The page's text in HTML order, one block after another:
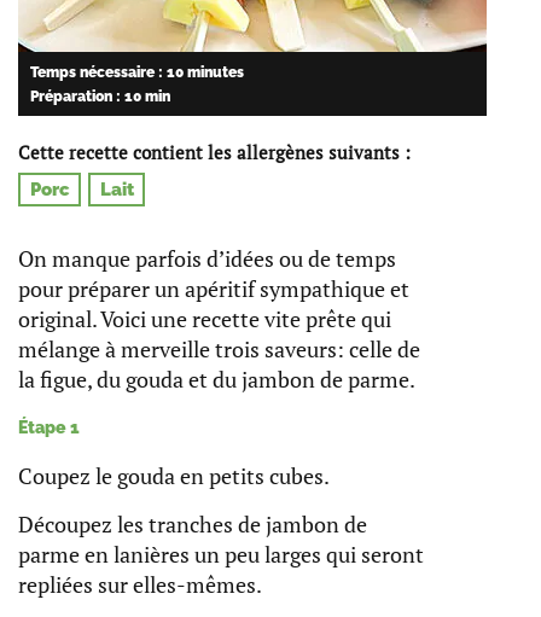
Temps nécessaire : 10 minutes
Préparation : 10 min
Cette recette contient les allergènes suivants :
Porc Lait
On manque parfois d’idées ou de temps
pour préparer un apéritif sympathique et
original. Voici une recette vite prête qui
mélange à merveille trois saveurs: celle de
la figue, du gouda et du jambon de parme.
Étape 1
Coupez le gouda en petits cubes.
Découpez les tranches de jambon de
parme en lanières un peu larges qui seront
repliées sur elles-mêmes.